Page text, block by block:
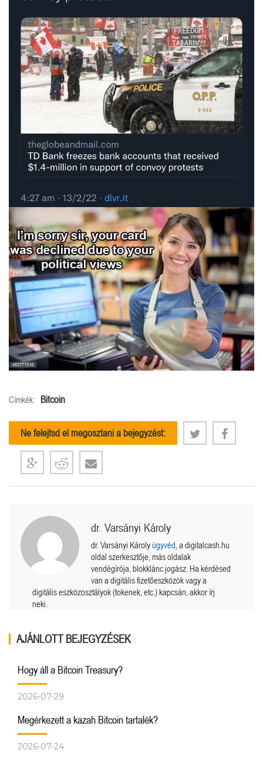
Címkék: Bitcoin
Ne felejtsd el megosztani a bejegyzést:
dr. Varsányi Károly
dr. Varsányi Károlyügyvéd , a digitalcash.hu
oldal szerkesztője, más oldalak
vendégírója, blokklánc jogász. Ha kérdésed
van a digitális fizetőeszközök vagy a
digitális eszközosztályok (tokenek, etc.) kapcsán, akkor írj
neki.
AJÁNLOTT BEJEGYZÉSEK
Hogy áll a Bitcoin Treasury?
2026-07-29
Megérkezett a kazah Bitcoin tartalék?
2026-07-24